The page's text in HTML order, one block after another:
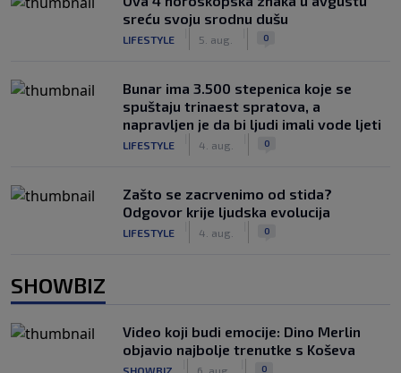
sreću svoju srodnu dušu
LIFESTYLE 5. aug. 0
Bunar imа 3.500 stepenica koje se
spuštaju trinaest spratova, a
napravljen je da bi ljudi imali vode ljeti
LIFESTYLE 4. aug. 0
Zašto se zacrvenimo od stida?
Odgovor krije ljudska evolucija
LIFESTYLE 4. aug. 0
SHOWBIZ
Video koji budi emocije: Dino Merlin
objavio najbolje trenutke s Koševa
SHOWBIZ 6. aug. 0